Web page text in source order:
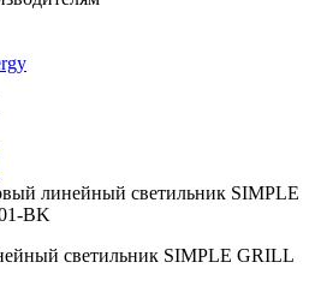
светильник SIMPLE GRILL